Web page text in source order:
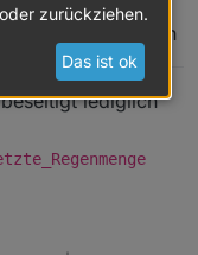
beantworten
lediglich
zurückziehen.
Das ist ok